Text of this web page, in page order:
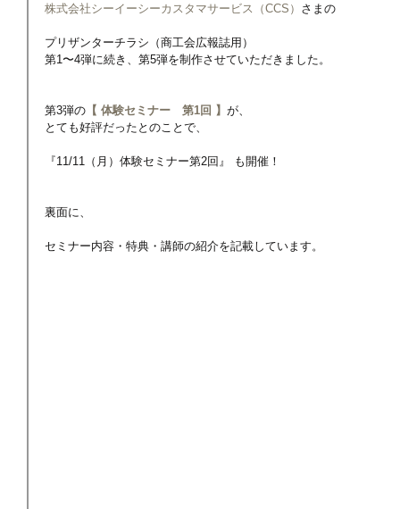
株式会社シーイーシーカスタマサービス（CCS） さまの
プリザンターチラシ（商工会広報誌用）
第1〜4弾に続き、第5弾を制作させていただきました。
第3弾の 【 体験セミナー　第1回 】 が、
とても好評だったとのことで、
『11/11（月）体験セミナー第2回』 も開催！
裏面に、
セミナー内容・特典・講師の紹介を記載しています。